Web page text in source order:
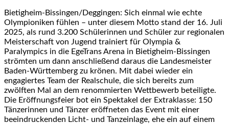
Bietigheim-Bissingen/Deggingen: Sich einmal wie echte
Olympioniken fühlen – unter diesem Motto stand der 16. Juli
2025, als rund 3.200 Schülerinnen und Schüler zur regionalen
Meisterschaft von Jugend trainiert für Olympia &
Paralympics in die EgeTrans Arena in Bietigheim-Bissingen
strömten um dann anschließend daraus die Landesmeister
Baden-Württemberg zu krönen. Mit dabei wieder ein
engagiertes Team der Realschule, die sich bereits zum
zwölften Mal an dem renommierten Wettbewerb beteiligte.
Die Eröffnungsfeier bot ein Spektakel der Extraklasse: 150
Tänzerinnen und Tänzer eröffneten das Event mit einer
beeindruckenden Licht- und Tanzeinlage, ehe ein auf einem